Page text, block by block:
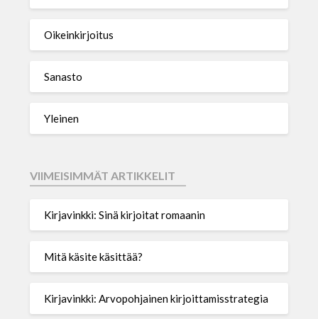
Oikeinkirjoitus
Sanasto
Yleinen
VIIMEISIMMÄT ARTIKKELIT
Kirjavinkki: Sinä kirjoitat romaanin
Mitä käsite käsittää?
Kirjavinkki: Arvopohjainen kirjoittamisstrategia